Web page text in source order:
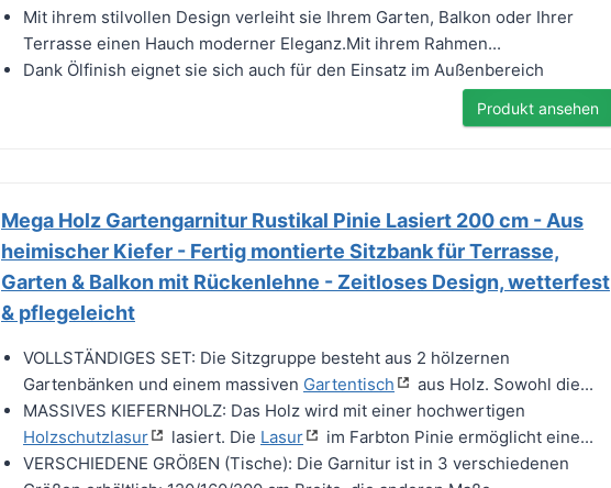
Mit ihrem stilvollen Design verleiht sie Ihrem Garten, Balkon oder Ihrer
Terrasse einen Hauch moderner Eleganz.Mit ihrem Rahmen...
Dank Ölfinish eignet sie sich auch für den Einsatz im Außenbereich
Produkt ansehen
Mega Holz Gartengarnitur Rustikal Pinie Lasiert 200 cm - Aus
heimischer Kiefer - Fertig montierte Sitzbank für Terrasse,
Garten & Balkon mit Rückenlehne - Zeitloses Design, wetterfest
& pflegeleicht
VOLLSTÄNDIGES SET: Die Sitzgruppe besteht aus 2 hölzernen
Gartenbänken und einem massiven Gartentisch
aus Holz. Sowohl die...
MASSIVES KIEFERNHOLZ: Das Holz wird mit einer hochwertigen
Holzschutzlasur
lasiert. Die Lasur
im Farbton Pinie ermöglicht eine...
VERSCHIEDENE GRÖßEN (Tische): Die Garnitur ist in 3 verschiedenen